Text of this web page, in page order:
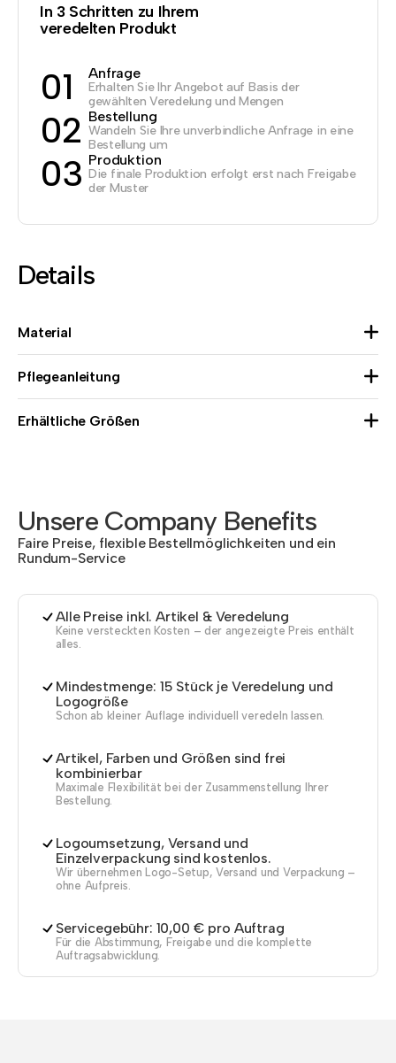
In 3 Schritten zu Ihrem
veredelten Produkt
01 Anfrage
Erhalten Sie Ihr Angebot auf Basis der
gewählten Veredelung und Mengen
02 Bestellung
Wandeln Sie Ihre unverbindliche Anfrage in eine
Bestellung um
03 Produktion
Die finale Produktion erfolgt erst nach Freigabe
der Muster
Details
Material
Pflegeanleitung
Erhältliche Größen
Unsere Company Benefits
Faire Preise, flexible Bestellmöglichkeiten und ein
Rundum-Service
Alle Preise inkl. Artikel & Veredelung
Keine versteckten Kosten – der angezeigte Preis enthält
alles.
Mindestmenge: 15 Stück je Veredelung und
Logogröße
Schon ab kleiner Auflage individuell veredeln lassen.
Artikel, Farben und Größen sind frei
kombinierbar
Maximale Flexibilität bei der Zusammenstellung Ihrer
Bestellung.
Logoumsetzung, Versand und
Einzelverpackung sind kostenlos.
Wir übernehmen Logo-Setup, Versand und Verpackung –
ohne Aufpreis.
Servicegebühr: 10,00 € pro Auftrag
Für die Abstimmung, Freigabe und die komplette
Auftragsabwicklung.